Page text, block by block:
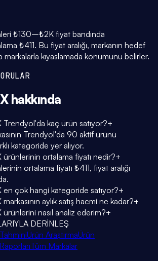
₺130–₺2K fiyat bandında
₺411. Bu fiyat aralığı, markanın hedef
kıyaslamada konumunu belirler.
hakkında
kaç ürün satıyor?+
Trendyol'da 90 aktif ürünü
kategoride yer alıyor.
ortalama fiyatı nedir?+
ortalama fiyatı ₺411, fiyat aralığı
çok hangi kategoride satıyor?+
aylık satış hacmi ne kadar?+
nasıl analiz ederim?+
DERİNLEŞ
Ürün AraştırmaÜrün
Tüm Markalar